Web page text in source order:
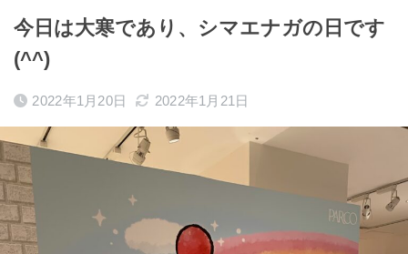
今日は大寒であり、シマエナガの日です
(^^)
2022年1月20日 2022年1月21日